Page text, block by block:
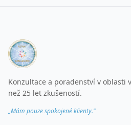
Konzultace a poradenství v oblasti
než 25 let zkušeností.
„Mám pouze spokojené klienty."